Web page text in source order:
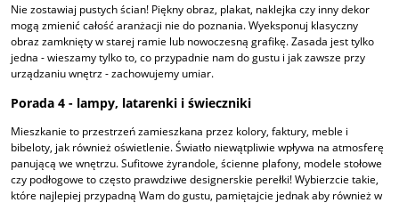
Nie zostawiaj pustych ścian! Piękny obraz, plakat, naklejka czy inny dekor
mogą zmienić całość aranżacji nie do poznania. Wyeksponuj klasyczny
obraz zamknięty w starej ramie lub nowoczesną grafikę. Zasada jest tylko
jedna - wieszamy tylko to, co przypadnie nam do gustu i jak zawsze przy
urządzaniu wnętrz - zachowujemy umiar.
Porada 4 - lampy, latarenki i świeczniki
Mieszkanie to przestrzeń zamieszkana przez kolory, faktury, meble i
bibeloty, jak również oświetlenie. Światło niewątpliwie wpływa na atmosferę
panującą we wnętrzu. Sufitowe żyrandole, ścienne plafony, modele stołowe
czy podłogowe to często prawdziwe designerskie perełki! Wybierzcie takie,
które najlepiej przypadną Wam do gustu, pamiętajcie jednak aby również w